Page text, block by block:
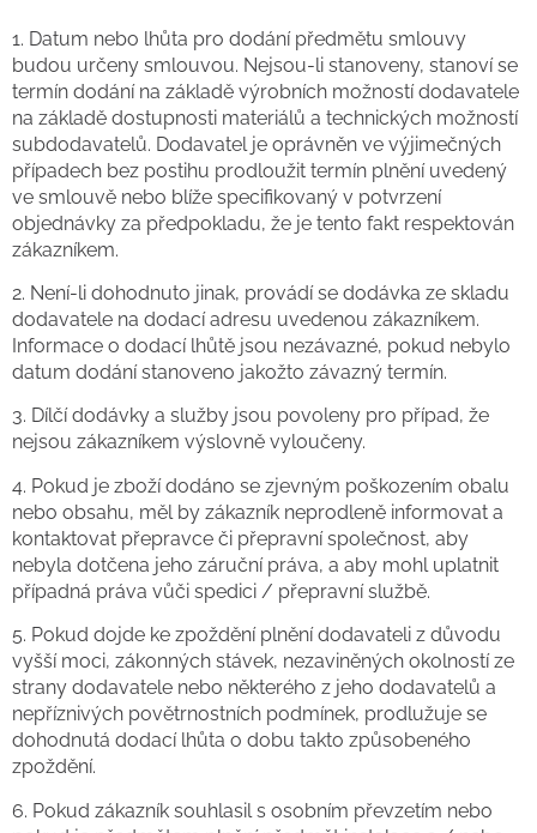
1. Datum nebo lhůta pro dodání předmětu smlouvy
budou určeny smlouvou. Nejsou-li stanoveny, stanoví se
termín dodání na základě výrobních možností dodavatele
na základě dostupnosti materiálů a technických možností
subdodavatelů. Dodavatel je oprávněn ve výjimečných
případech bez postihu prodloužit termín plnění uvedený
ve smlouvě nebo blíže specifikovaný v potvrzení
objednávky za předpokladu, že je tento fakt respektován
zákazníkem.
2. Není-li dohodnuto jinak, provádí se dodávka ze skladu
dodavatele na dodací adresu uvedenou zákazníkem.
Informace o dodací lhůtě jsou nezávazné, pokud nebylo
datum dodání stanoveno jakožto závazný termín.
3. Dílčí dodávky a služby jsou povoleny pro případ, že
nejsou zákazníkem výslovně vyloučeny.
4. Pokud je zboží dodáno se zjevným poškozením obalu
nebo obsahu, měl by zákazník neprodleně informovat a
kontaktovat přepravce či přepravní společnost, aby
nebyla dotčena jeho záruční práva, a aby mohl uplatnit
případná práva vůči spedici / přepravní službě.
5. Pokud dojde ke zpoždění plnění dodavateli z důvodu
vyšší moci, zákonných stávek, nezaviněných okolností ze
strany dodavatele nebo některého z jeho dodavatelů a
nepříznivých povětrnostních podmínek, prodlužuje se
dohodnutá dodací lhůta o dobu takto způsobeného
zpoždění.
6. Pokud zákazník souhlasil s osobním převzetím nebo